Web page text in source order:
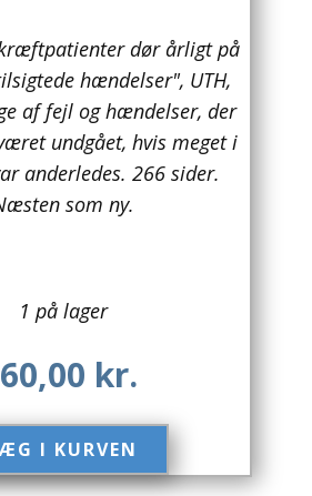
/ Erindringer
/ Øl / Vin
dør årligt på
hændelser", UTH,
af fejl og hændelser, der
undgået, hvis meget i
anderledes. 266 sider.
som ny.
1 på lager
60,00 kr.
I KURVEN​